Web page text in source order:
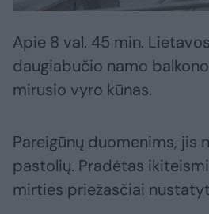
Apie 8 val. 45 min.
daugiabučio namo
mirusio vyro kūnas.
Pareigūnų duomenims, jis
pastolių. Pradėtas
mirties priežasčiai